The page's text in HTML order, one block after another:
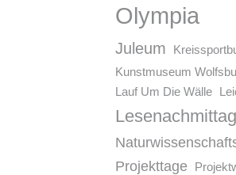
Olympia
Juleum
Kunstmuseum
Lauf Um Die Wälle
Lesenachmittag
Projekttage